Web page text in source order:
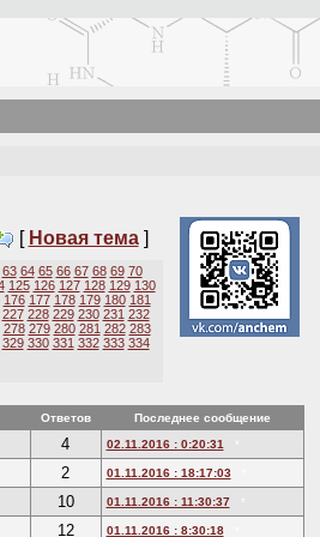
[ Новая тема]
63 64 65 66 67 68 69 70
125 126 127 128 129 130
176 177 178 179 180 181
227 228 229 230 231 232
278 279 280 281 282 283
329 330 331 332 333 334
Ответов Последнее сообщение
4 02.11.2016 : 0:20:31
2 01.11.2016 : 18:17:03
10 01.11.2016 : 11:30:37
12 01.11.2016 : 8:30:18